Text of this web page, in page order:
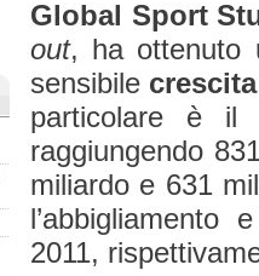
Global Sport
out, ha ottenuto
sensibile
particolare è il
raggiungendo
miliardo e 631
l’abbigliamento
2011,